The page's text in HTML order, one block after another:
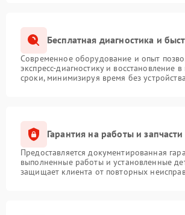
Бесплатная диагностика и
Современное оборудование и опыт
экспресс-диагностику и восстановление
сроки, минимизируя время без устройства
Гарантия на работы и запчасти
Предоставляется документированная
выполненные работы и установленные
защищает клиента от повторных